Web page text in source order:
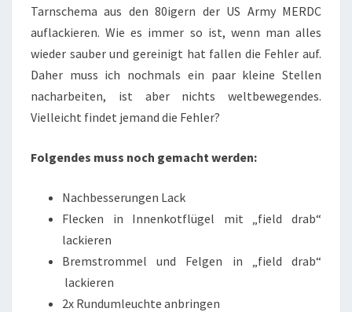
Tarnschema aus den 80igern der US Army MERDC
auflackieren. Wie es immer so ist, wenn man alles
wieder sauber und gereinigt hat fallen die Fehler auf.
Daher muss ich nochmals ein paar kleine Stellen
nacharbeiten, ist aber nichts weltbewegendes.
Vielleicht findet jemand die Fehler?
Folgendes muss noch gemacht werden:
Nachbesserungen Lack
Flecken in Innenkotflügel mit „field drab“
lackieren
Bremstrommel und Felgen in „field drab“
lackieren
2x Rundumleuchte anbringen